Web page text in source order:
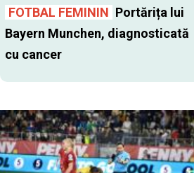
FOTBAL FEMININ Portărița lui
Bayern Munchen, diagnosticată
cu cancer